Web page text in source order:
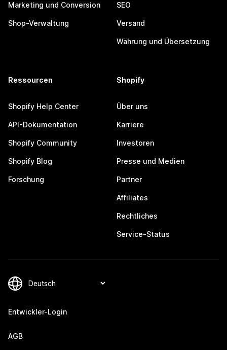
Marketing und Conversion
Shop-Verwaltung
SEO
Versand
Währung und Übersetzung
Ressourcen
Shopify Help Center
API-Dokumentation
Shopify Community
Shopify Blog
Forschung
Shopify
Über uns
Karriere
Investoren
Presse und Medien
Partner
Affiliates
Rechtliches
Service-Status
Entwickler-Login
AGB